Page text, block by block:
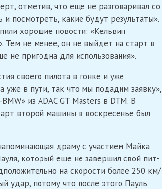
отметив, что еще не разговаривал со
посмотреть, какие будут результаты».
хорошие новости: «Кельвин
Тем не менее, он не выйдет на старт в
не пригодна для использования».
своего пилота в гонке и уже
в пути, так что мы подадим заявку»,
из ADAC GT Masters в DTM. В
второй машины в воскресенье был
драму с участием Майка
который еще не завершил свой пит-
на скорости более 250 км/
удар, потому что после этого Пауль